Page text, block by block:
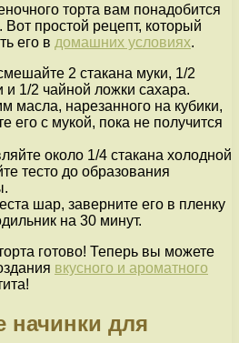
торта вам понадобится
Вот простой рецепт, который
его в домашних условиях.
2 стакана муки, 1/2
и 1/2 чайной ложки сахара.
масла, нарезанного на кубики,
его с мукой, пока не получится
около 1/4 стакана холодной
тесто до образования
шар, заверните его в пленку
на 30 минут.
готово! Теперь вы можете
вкусного и ароматного
начинки для